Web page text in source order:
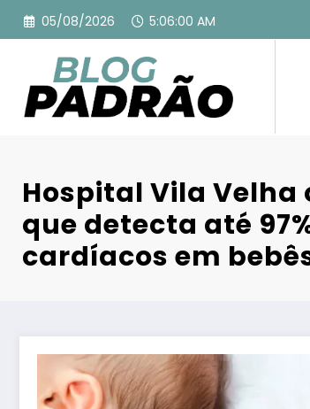
Pular
para
conteúdo
05/08/2026 5:06:01 AM
Hospital Vila Velha
que detecta até
cardíacos em